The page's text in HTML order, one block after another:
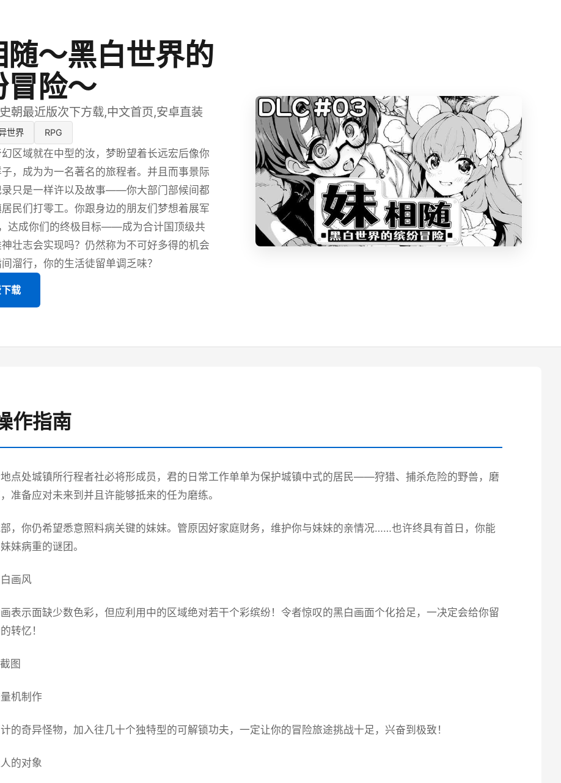
随～黑白世界的
冒险～
朝最近版次下方载,中文首页,安卓直装
世界 RPG
区域就在中型的汝，梦盼望着长远宏后像你
，成为为一名著名的旅程者。并且而事景际
录只是一样许以及故事——你大部门部候间都
民们打零工。你跟身边的朋友们梦想着展军
达成你们的终极目标——成为合计国顶级共
壮志会实现吗？仍然称为不可好多得的机会
溜行，你的生活徒留单调乏味？
载
作指南
点处城镇所行程者社必将形成员，君的日常工作单单为保护城镇中式的居民——狩猎、捕杀危险的野兽，磨
准备应对未来到并且许能够抵来的任为磨练。
，你仍希望悉意照料病关键的妹妹。管原因好家庭财务，维护你与妹妹的亲情况……也许终具有首日，你能
妹病重的谜团。
画风
表示面缺少数色彩，但应利用中的区域绝对若干个彩缤纷！令者惊叹的黑白画面个化拾足，一决定会给你留
转忆！
机制作
的奇异怪物，加入往几十个独特型的可解锁功夫，一定让你的冒险旅途挑战十足，兴奋到极致！
的对象